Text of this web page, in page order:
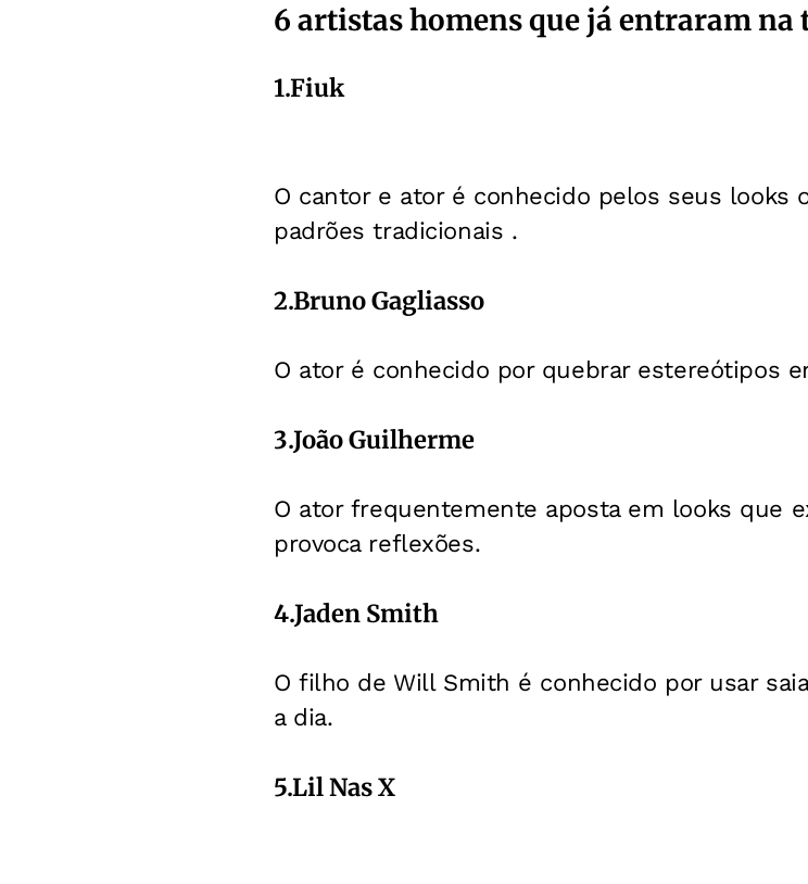
6 artistas homens que já entraram na
1.Fiuk
O cantor e ator é conhecido pelos seus looks
padrões tradicionais .
2.Bruno Gagliasso
O ator é conhecido por quebrar estereótipos
3.João Guilherme
O ator frequentemente aposta em looks que
provoca reflexões.
4.Jaden Smith
O filho de Will Smith é conhecido por usar
a dia.
5.Lil Nas X